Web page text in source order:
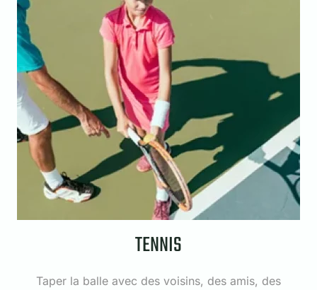
TENNIS
Taper la balle avec des voisins, des amis, des